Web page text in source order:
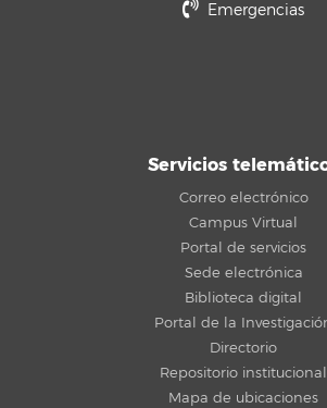
Emergencias
Servicios
Correo electrónico
Campus Virtual
Portal de servicios
Sede electrónica
Biblioteca digital
Portal de la
Directorio
Repositorio institucional
Mapa de ubicaciones